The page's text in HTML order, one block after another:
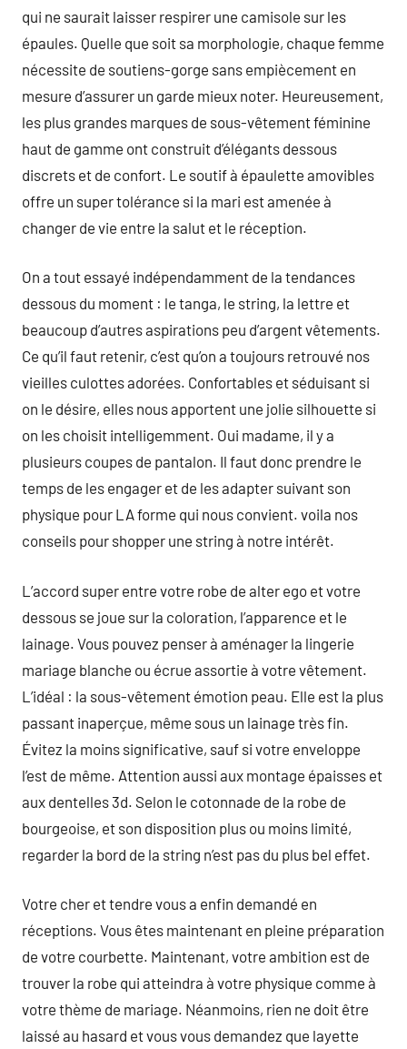
qui ne saurait laisser respirer une camisole sur les
épaules. Quelle que soit sa morphologie, chaque femme
nécessite de soutiens-gorge sans empiècement en
mesure d’assurer un garde mieux noter. Heureusement,
les plus grandes marques de sous-vêtement féminine
haut de gamme ont construit d’élégants dessous
discrets et de confort. Le soutif à épaulette amovibles
offre un super tolérance si la mari est amenée à
changer de vie entre la salut et le réception.
On a tout essayé indépendamment de la tendances
dessous du moment : le tanga, le string, la lettre et
beaucoup d’autres aspirations peu d’argent vêtements.
Ce qu’il faut retenir, c’est qu’on a toujours retrouvé nos
vieilles culottes adorées. Confortables et séduisant si
on le désire, elles nous apportent une jolie silhouette si
on les choisit intelligemment. Oui madame, il y a
plusieurs coupes de pantalon. Il faut donc prendre le
temps de les engager et de les adapter suivant son
physique pour LA forme qui nous convient. voila nos
conseils pour shopper une string à notre intérêt.
L’accord super entre votre robe de alter ego et votre
dessous se joue sur la coloration, l’apparence et le
lainage. Vous pouvez penser à aménager la lingerie
mariage blanche ou écrue assortie à votre vêtement.
L’idéal : la sous-vêtement émotion peau. Elle est la plus
passant inaperçue, même sous un lainage très fin.
Évitez la moins significative, sauf si votre enveloppe
l’est de même. Attention aussi aux montage épaisses et
aux dentelles 3d. Selon le cotonnade de la robe de
bourgeoise, et son disposition plus ou moins limité,
regarder la bord de la string n’est pas du plus bel effet.
Votre cher et tendre vous a enfin demandé en
réceptions. Vous êtes maintenant en pleine préparation
de votre courbette. Maintenant, votre ambition est de
trouver la robe qui atteindra à votre physique comme à
votre thème de mariage. Néanmoins, rien ne doit être
laissé au hasard et vous vous demandez que layette